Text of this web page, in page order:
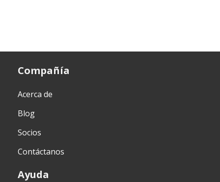
Compañía
Acerca de
Blog
Socios
Contáctanos
Ayuda